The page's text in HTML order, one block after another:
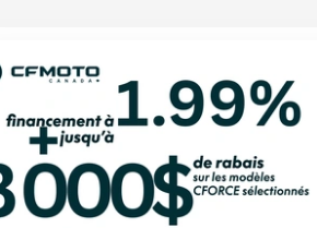
CALCULATRICE DE PAIEMENT